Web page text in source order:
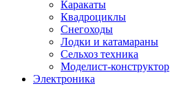
Каракаты
Квадроциклы
Снегоходы
Лодки и катамараны
Сельхоз техника
Моделист-конструктор
Электроника